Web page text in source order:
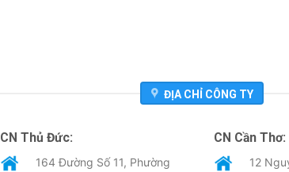
ĐỊA CHỈ CÔNG TY
CN Thủ Đức:
164 Đường Số 11, Phường
CN Cần Thơ:
12